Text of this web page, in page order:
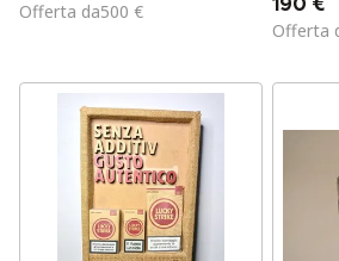
Offerta da500 €
Offerta